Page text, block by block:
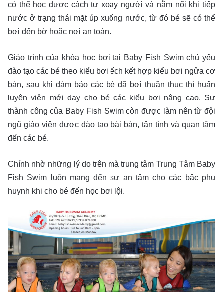
có thể học được cách tự xoay người và nằm nổi khi tiếp
nước ở trạng thái mặt úp xuống nước, từ đó bé sẽ có thể
bơi đến bờ hoặc nơi an toàn.
Giáo trình của khóa học bơi tại Baby Fish Swim chủ yếu
đào tạo các bé theo kiểu bơi ếch kết hợp kiểu bơi ngửa cơ
bản, sau khi đảm bảo các bé đã bơi thuần thục thì huấn
luyện viên mới dạy cho bé các kiểu bơi nâng cao. Sự
thành công của Baby Fish Swim còn được làm nên từ đội
ngũ giáo viên được đào tạo bài bản, tận tình và quan tâm
đến các bé.
Chính nhờ những lý do trên mà trung tâm Trung Tâm Baby
Fish Swim luôn mang đến sự an tâm cho các bậc phụ
huynh khi cho bé đến học bơi lội.